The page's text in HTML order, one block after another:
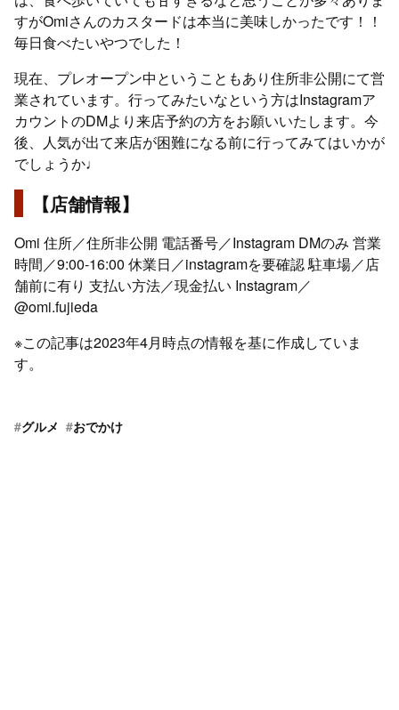
すがOmiさんのカスタードは本当に美味しかったです！！
毎日食べたいやつでした！
現在、プレオープン中ということもあり住所非公開にて営
業されています。行ってみたいなという方はInstagramア
カウントのDMより来店予約の方をお願いいたします。今
後、人気が出て来店が困難になる前に行ってみてはいかが
でしょうか♩
【店舗情報】
Omi 住所／住所非公開 電話番号／Instagram DMのみ 営業
時間／9:00-16:00 休業日／instagramを要確認 駐車場／店
舗前に有り 支払い方法／現金払い Instagram／
@omi.fujieda
※この記事は2023年4月時点の情報を基に作成していま
す。
#グルメ #おでかけ